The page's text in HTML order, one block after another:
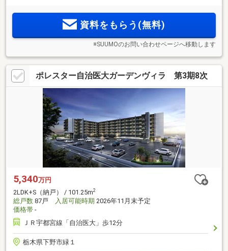
寄せ、顔認証システムやZEH-M Oriented採用。モデルルーム
資料をもらう(無料)
※SUUMOのお問い合わせページへ移動します
ポレスター自治医大ガーデンヴィラ 第3期8次
5,340万円
2LDK+S（納戸） / 101.25m2
総戸数 87戸 入居可能時期 2026年11月末予定
価格帯 -
ＪＲ宇都宮線「自治医大」歩12分
栃木県下野市緑１